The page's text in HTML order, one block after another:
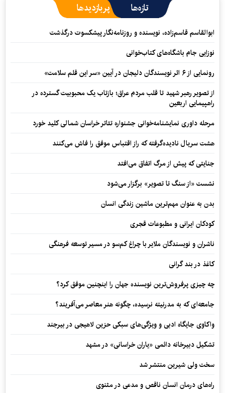
تازه‌ها پربازدیدها
ابوالقاسم قاسم‌زاده، نویسنده و روزنامه‌نگار پیشکسوت درگذشت
نوزایی جام باشگاه‌های کتاب‌خوانی
رونمایی از ۶ اثر نویسندگان دلیجان در آیین «سر این قلم سلامت»
از تصویر رهبر شهید تا قلب مردم عراق؛ بازتاب یک محبوبیت گسترده در
راهپیمایی اربعین
مرحله داوری نمایشنامه‌خوانی جشنواره تئاتر خراسان شمالی کلید خورد
هشت سریال نادیده‌گرفته که راز اقتباس موفق را فاش می‌کنند
جنایتی که پیش از مرگ اتفاق می‌افتد
نشست «از سنگ تا تصویر» برگزار می‌شود
بدن به عنوان مهم‌ترین ماشین زندگی انسان
کودکان ایرانی و مطبوعات قجری
ناشران و نویسندگان ملایر با چراغ کم‌سو در مسیر توسعه فرهنگی
کاغذ در بند گرانی
چه چیزی پرفروش‌ترین نویسنده جهان را اینچنین موفق کرد؟
جامعه‌ای که به مدرنیته نرسیده، چگونه هنر معاصر می‌آفریند؟
واکاوی جایگاه ادبی و ویژگی‌های سبکی حزین لاهیجی در بیرجند
تشکیل دبیرخانه دائمی «یاران خراسانی» در مشهد
سخت ولی شیرین منتشر شد
راه‌های درمان انسان ناقص و مدعی در مثنوی